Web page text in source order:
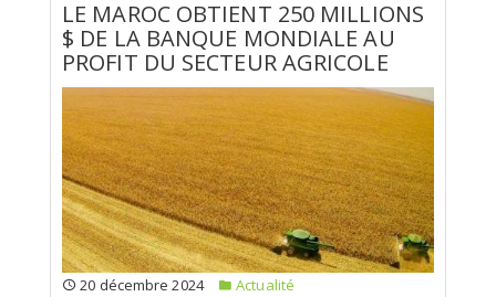
LE MAROC OBTIENT 250 MILLIONS
$ DE LA BANQUE MONDIALE AU
PROFIT DU SECTEUR AGRICOLE
20 décembre 2024
Actualité